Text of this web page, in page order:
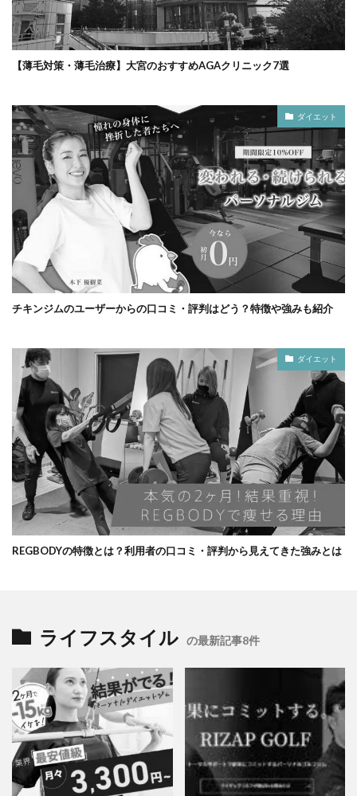
【薄毛対策・薄毛治療】大宮のおすすめAGAクリニック7選
ダイエット
チキンジムのユーザーからの口コミ・評判はどう？特徴や強みも紹介
ダイエット
REGBODYの特徴とは？利用者の口コミ・評判から見えてきた強みとは
ライフスタイル の最新記事8件